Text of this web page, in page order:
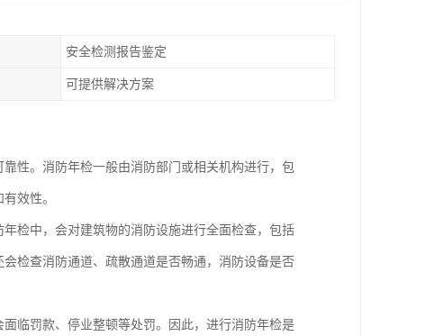
安全检测报告鉴定
可提供解决方案
性。消防年检一般由消防部门或相关机构进行，包
效性。
检中，会对建筑物的消防设施进行全面检查，包括
检查消防通道、疏散通道是否畅通，消防设备是否
临罚款、停业整顿等处罚。因此，进行消防年检是